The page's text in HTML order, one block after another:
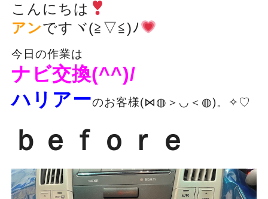
こんにちは
アンですヾ(≧▽≦)ﾉ
今日の作業は
ナビ交換(^^)/
ハリアーのお客様(⋈◍＞◡＜◍)。✧♡
ｂｅｆｏｒｅ